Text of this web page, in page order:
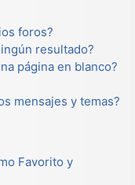
foros?
resultado?
página en blanco?
mensajes y temas?
Favorito y